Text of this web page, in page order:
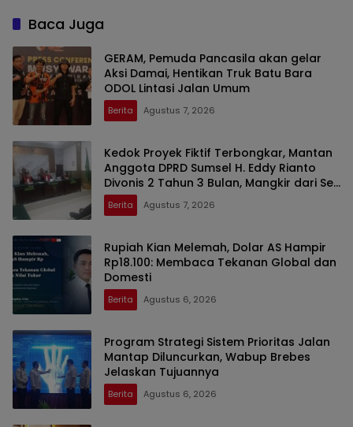
Baca Juga
GERAM, Pemuda Pancasila akan gelar
Aksi Damai, Hentikan Truk Batu Bara
ODOL Lintasi Jalan Umum
Berita Agustus 7, 2026
Kedok Proyek Fiktif Terbongkar, Mantan
Anggota DPRD Sumsel H. Eddy Rianto
Divonis 2 Tahun 3 Bulan, Mangkir dari Sel
Nyatakan Banding
Berita Agustus 7, 2026
Rupiah Kian Melemah, Dolar AS Hampir
Rp18.100: Membaca Tekanan Global dan
Domesti
Berita Agustus 6, 2026
Program Strategi Sistem Prioritas Jalan
Mantap Diluncurkan, Wabup Brebes
Jelaskan Tujuannya
Berita Agustus 6, 2026